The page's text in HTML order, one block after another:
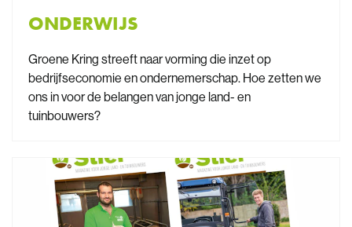
ONDERWIJS
Groene Kring streeft naar vorming die inzet op
bedrijfseconomie en ondernemerschap. Hoe zetten we
ons in voor de belangen van jonge land- en
tuinbouwers?